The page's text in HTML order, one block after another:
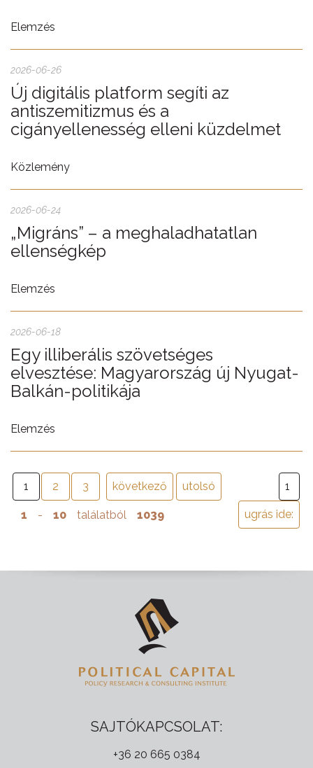
Elemzés
2026-06-26
Új digitális platform segíti az
antiszemitizmus és a
cigányellenesség elleni küzdelmet
Közlemény
2026-06-24
„Migráns” – a meghaladhatatlan
ellenségkép
Elemzés
2026-06-18
Egy illiberális szövetséges
elvesztése: Magyarország új Nyugat-
Balkán-politikája
Elemzés
1 2 3 következő utolsó
1 - 10 találatból 1039
SAJTÓKAPCSOLAT:
+36 20 665 0384